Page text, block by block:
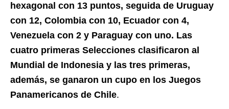
hexagonal con 13 puntos, seguida de Uruguay
con 12, Colombia con 10, Ecuador con 4,
Venezuela con 2 y Paraguay con uno. Las
cuatro primeras Selecciones clasificaron al
Mundial de Indonesia y las tres primeras,
además, se ganaron un cupo en los Juegos
Panamericanos de Chile.